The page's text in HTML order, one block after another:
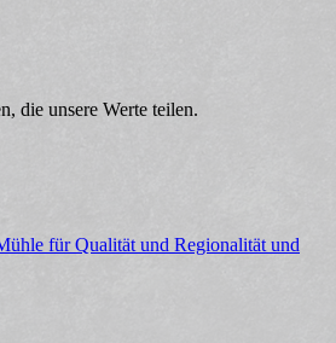
die unsere Werte teilen.
für Qualität und Regionalität und